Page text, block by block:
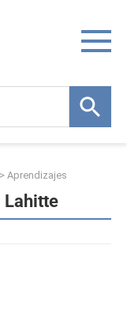
> Aprendizajes
Lahitte